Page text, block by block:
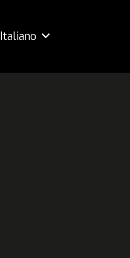
Italiano